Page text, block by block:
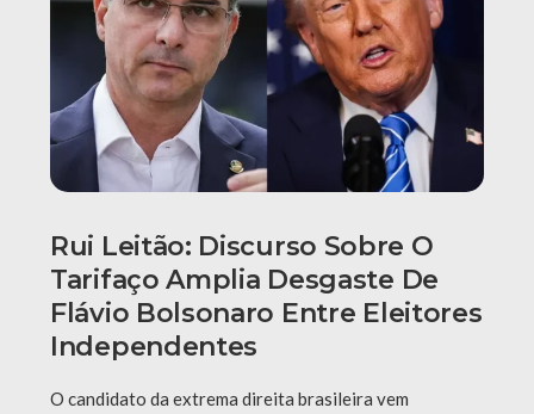
Rui Leitão: Discurso Sobre O
Tarifaço Amplia Desgaste De
Flávio Bolsonaro Entre Eleitores
Independentes
O candidato da extrema direita brasileira vem